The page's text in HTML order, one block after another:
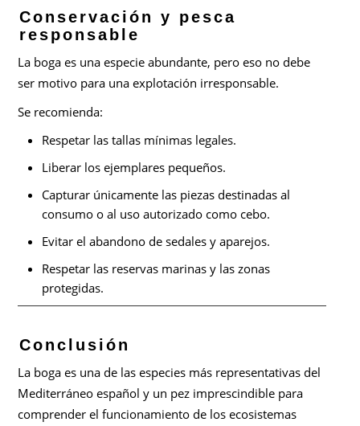
Conservación y pesca
responsable
La boga es una especie abundante, pero eso no debe
ser motivo para una explotación irresponsable.
Se recomienda:
Respetar las tallas mínimas legales.
Liberar los ejemplares pequeños.
Capturar únicamente las piezas destinadas al
consumo o al uso autorizado como cebo.
Evitar el abandono de sedales y aparejos.
Respetar las reservas marinas y las zonas
protegidas.
Conclusión
La boga es una de las especies más representativas del
Mediterráneo español y un pez imprescindible para
comprender el funcionamiento de los ecosistemas